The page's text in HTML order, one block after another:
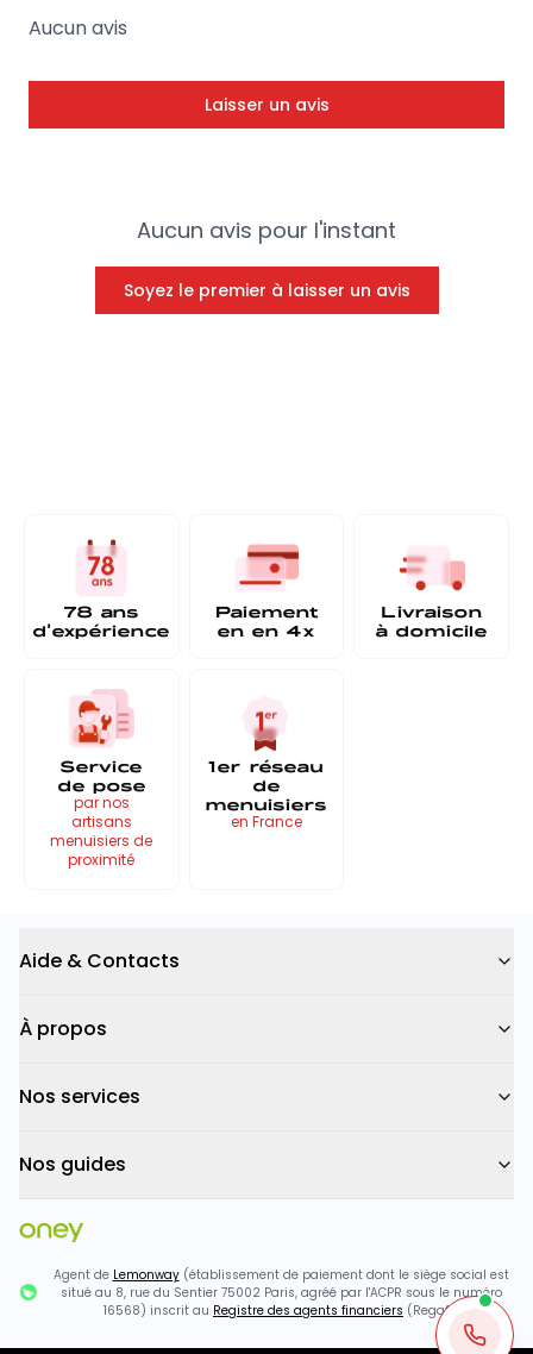
Aucun avis pour l'instant
Soyez le premier à laisser un avis
Aucun avis
Laisser un avis
78 ans
d'expérience
Paiement
en en 4x
Livraison
à domicile
Service
de pose
par nos
artisans
menuisiers de
proximité
1er réseau
de
menuisiers
en France
Aide & Contacts
À propos
Nos services
Nos guides
Agent de Lemonway(établissement de paiement dont le siège social est
situé au 8, rue du Sentier 75002 Paris, agréé par l'ACPR sous le numéro
16568) inscrit au Registre des agents financiers (Regafi)